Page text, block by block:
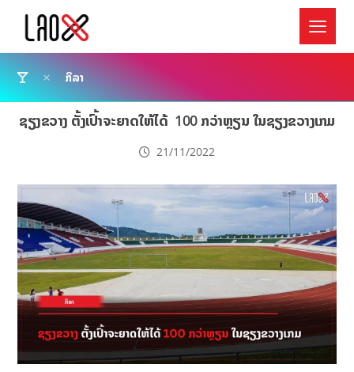
ກິລາ
ຊຽງຂວາງ ຕັ້ງເປົ້າຈະຍາດໃຫ້ໄດ້ 100 ກວ່າຫຼຽນ ໃນຊຽງຂວາງເກມ
21/11/2022